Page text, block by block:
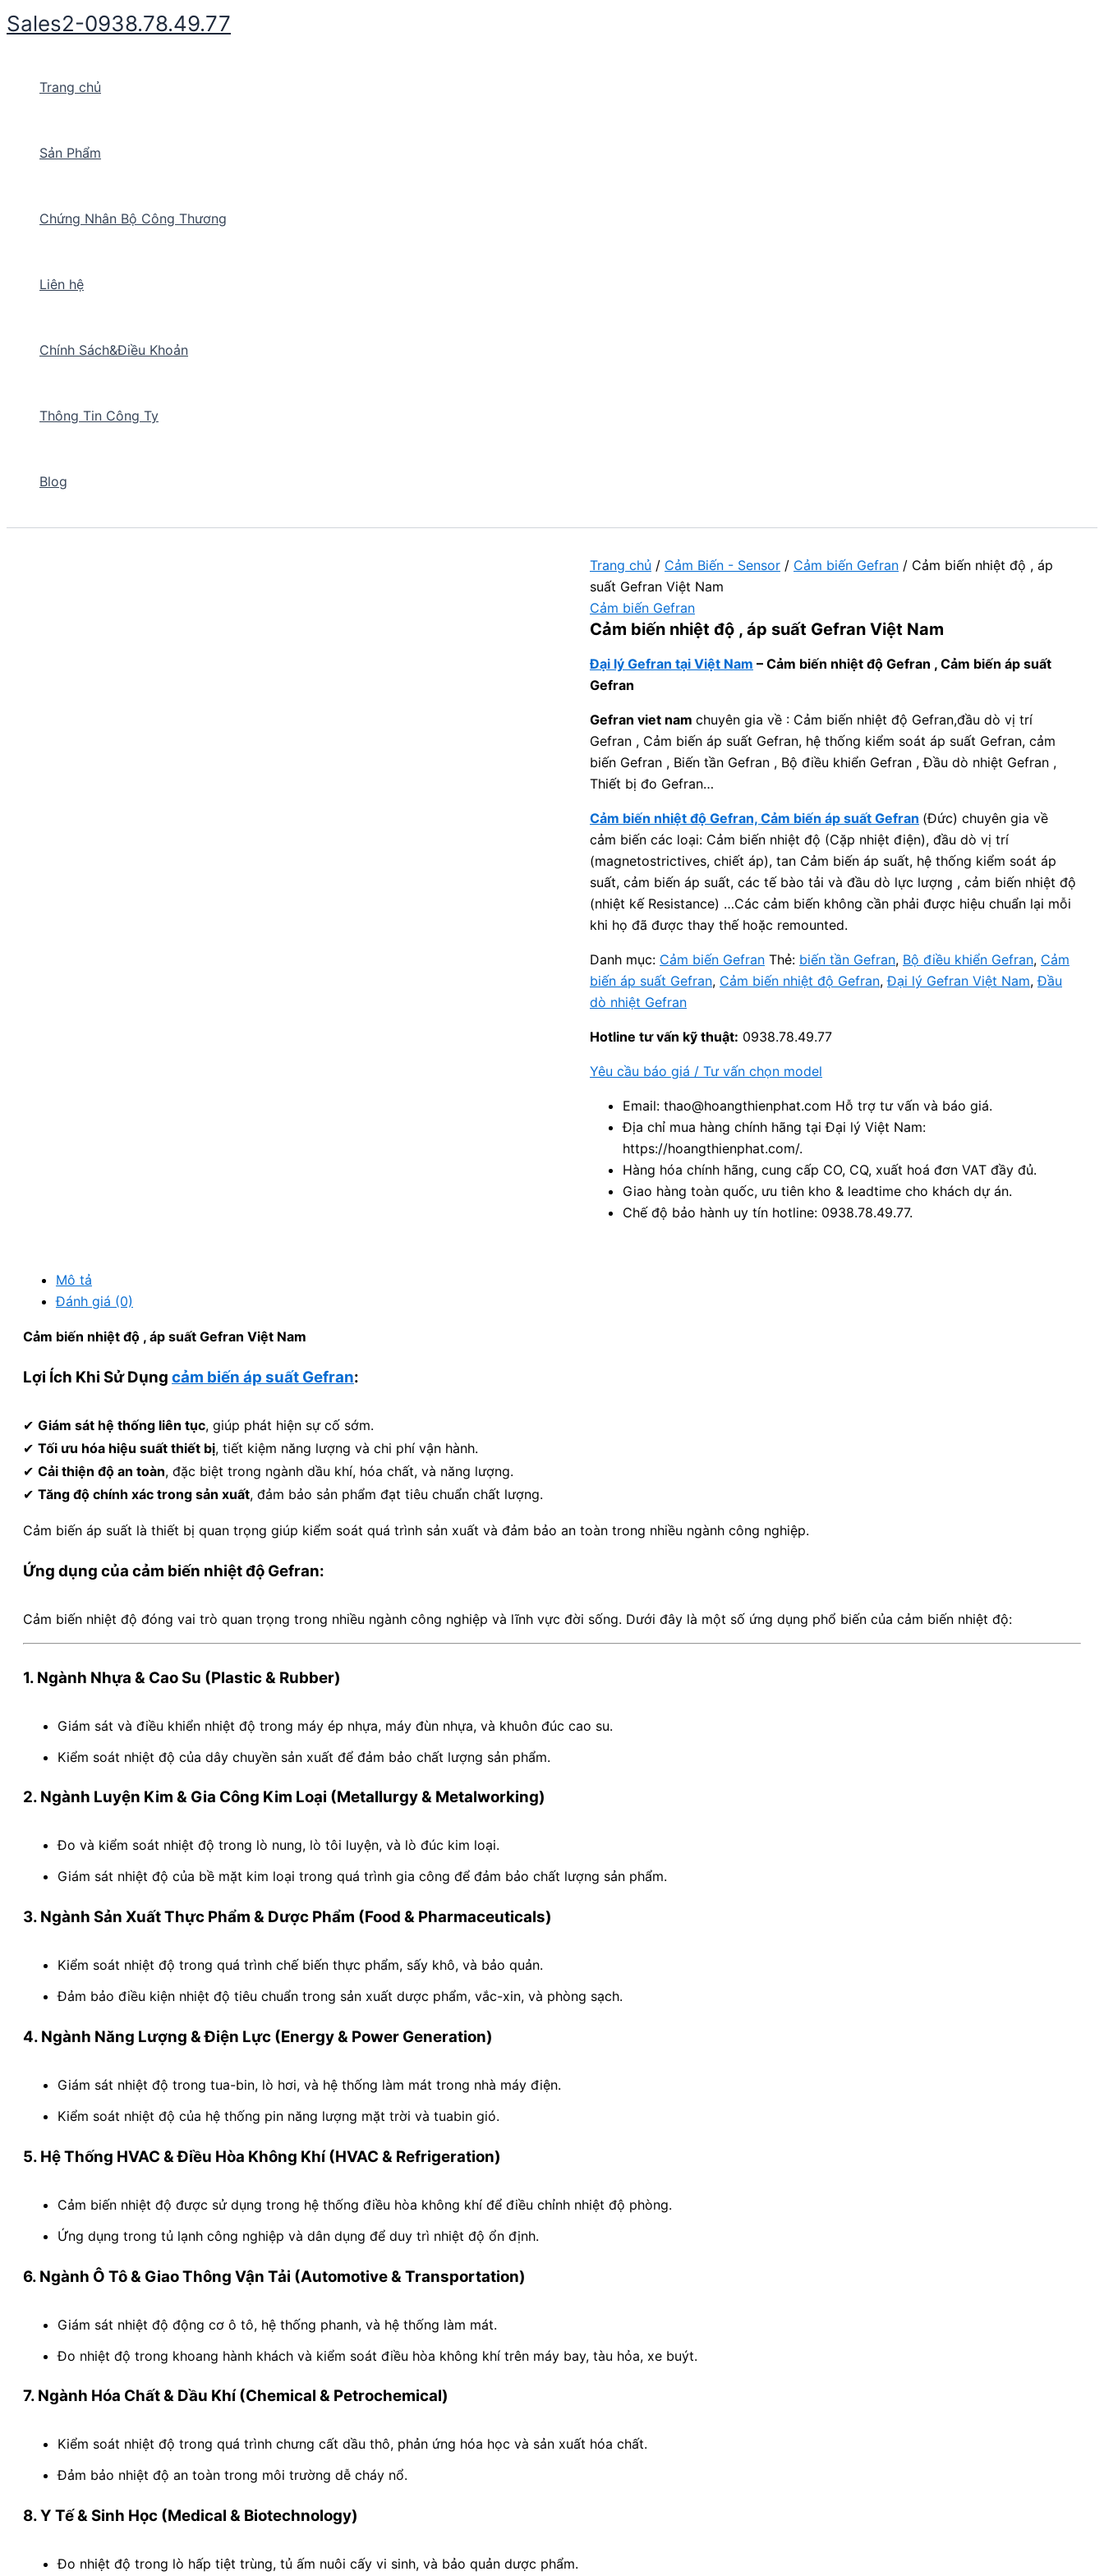
Nhảy
tới
Sales2-0938.78.49.77
Trang chủ
Sản Phẩm
Chứng Nhân Bộ Công Thương
Liên hệ
Chính Sách&Điều Khoản
Thông Tin Công Ty
Blog
Trang chủ / Cảm Biến - Sensor / Cảm biến Gefran / Cảm biến nhiệt độ , áp
suất Gefran Việt Nam
Cảm biến Gefran
Cảm biến nhiệt độ , áp suất Gefran Việt Nam
Đại lý Gefran tại Việt Nam – Cảm biến nhiệt độ Gefran , Cảm biến áp suất
Gefran
Gefran viet nam chuyên gia về : Cảm biến nhiệt độ Gefran,đầu dò vị trí
Gefran , Cảm biến áp suất Gefran, hệ thống kiểm soát áp suất Gefran, cảm
biến Gefran , Biến tần Gefran , Bộ điều khiển Gefran , Đầu dò nhiệt Gefran ,
Thiết bị đo Gefran…
Cảm biến nhiệt độ Gefran, Cảm biến áp suất Gefran (Đức) chuyên gia về
cảm biến các loại: Cảm biến nhiệt độ (Cặp nhiệt điện), đầu dò vị trí
(magnetostrictives, chiết áp), tan Cảm biến áp suất, hệ thống kiểm soát áp
suất, cảm biến áp suất, các tế bào tải và đầu dò lực lượng , cảm biến nhiệt độ
(nhiệt kế Resistance) …Các cảm biến không cần phải được hiệu chuẩn lại mỗi
khi họ đã được thay thế hoặc remounted.
Danh mục: Cảm biến Gefran Thẻ: biến tần Gefran, Bộ điều khiển Gefran, Cảm
biến áp suất Gefran, Cảm biến nhiệt độ Gefran,Đại lý Gefran Việt Nam,Đầu
dò nhiệt Gefran
Hotline tư vấn kỹ thuật: 0938.78.49.77
Yêu cầu báo giá / Tư vấn chọn model
Email: thao@hoangthienphat.com Hỗ trợ tư vấn và báo giá.
Địa chỉ mua hàng chính hãng tại Đại lý Việt Nam:
https://hoangthienphat.com/.
Hàng hóa chính hãng, cung cấp CO, CQ, xuất hoá đơn VAT đầy đủ.
Giao hàng toàn quốc, ưu tiên kho & leadtime cho khách dự án.
Chế độ bảo hành uy tín hotline: 0938.78.49.77.
Mô tả
Đánh giá (0)
Cảm biến nhiệt độ , áp suất Gefran Việt Nam
Lợi Ích Khi Sử Dụng cảm biến áp suất Gefran:
✔ Giám sát hệ thống liên tục, giúp phát hiện sự cố sớm.
✔ Tối ưu hóa hiệu suất thiết bị, tiết kiệm năng lượng và chi phí vận hành.
✔ Cải thiện độ an toàn, đặc biệt trong ngành dầu khí, hóa chất, và năng lượng.
✔ Tăng độ chính xác trong sản xuất, đảm bảo sản phẩm đạt tiêu chuẩn chất lượng.
Cảm biến áp suất là thiết bị quan trọng giúp kiểm soát quá trình sản xuất và đảm bảo an toàn trong nhiều ngành công nghiệp.
Ứng dụng của cảm biến nhiệt độ Gefran:
Cảm biến nhiệt độ đóng vai trò quan trọng trong nhiều ngành công nghiệp và lĩnh vực đời sống. Dưới đây là một số ứng dụng phổ biến của cảm biến nhiệt độ:
1. Ngành Nhựa & Cao Su (Plastic & Rubber)
Giám sát và điều khiển nhiệt độ trong máy ép nhựa, máy đùn nhựa, và khuôn đúc cao su.
Kiểm soát nhiệt độ của dây chuyền sản xuất để đảm bảo chất lượng sản phẩm.
2. Ngành Luyện Kim & Gia Công Kim Loại (Metallurgy & Metalworking)
Đo và kiểm soát nhiệt độ trong lò nung, lò tôi luyện, và lò đúc kim loại.
Giám sát nhiệt độ của bề mặt kim loại trong quá trình gia công để đảm bảo chất lượng sản phẩm.
3. Ngành Sản Xuất Thực Phẩm & Dược Phẩm (Food & Pharmaceuticals)
Kiểm soát nhiệt độ trong quá trình chế biến thực phẩm, sấy khô, và bảo quản.
Đảm bảo điều kiện nhiệt độ tiêu chuẩn trong sản xuất dược phẩm, vắc-xin, và phòng sạch.
4. Ngành Năng Lượng & Điện Lực (Energy & Power Generation)
Giám sát nhiệt độ trong tua-bin, lò hơi, và hệ thống làm mát trong nhà máy điện.
Kiểm soát nhiệt độ của hệ thống pin năng lượng mặt trời và tuabin gió.
5. Hệ Thống HVAC & Điều Hòa Không Khí (HVAC & Refrigeration)
Cảm biến nhiệt độ được sử dụng trong hệ thống điều hòa không khí để điều chỉnh nhiệt độ phòng.
Ứng dụng trong tủ lạnh công nghiệp và dân dụng để duy trì nhiệt độ ổn định.
6. Ngành Ô Tô & Giao Thông Vận Tải (Automotive & Transportation)
Giám sát nhiệt độ động cơ ô tô, hệ thống phanh, và hệ thống làm mát.
Đo nhiệt độ trong khoang hành khách và kiểm soát điều hòa không khí trên máy bay, tàu hỏa, xe buýt.
7. Ngành Hóa Chất & Dầu Khí (Chemical & Petrochemical)
Kiểm soát nhiệt độ trong quá trình chưng cất dầu thô, phản ứng hóa học và sản xuất hóa chất.
Đảm bảo nhiệt độ an toàn trong môi trường dễ cháy nổ.
8. Y Tế & Sinh Học (Medical & Biotechnology)
Đo nhiệt độ trong lò hấp tiệt trùng, tủ ấm nuôi cấy vi sinh, và bảo quản dược phẩm.